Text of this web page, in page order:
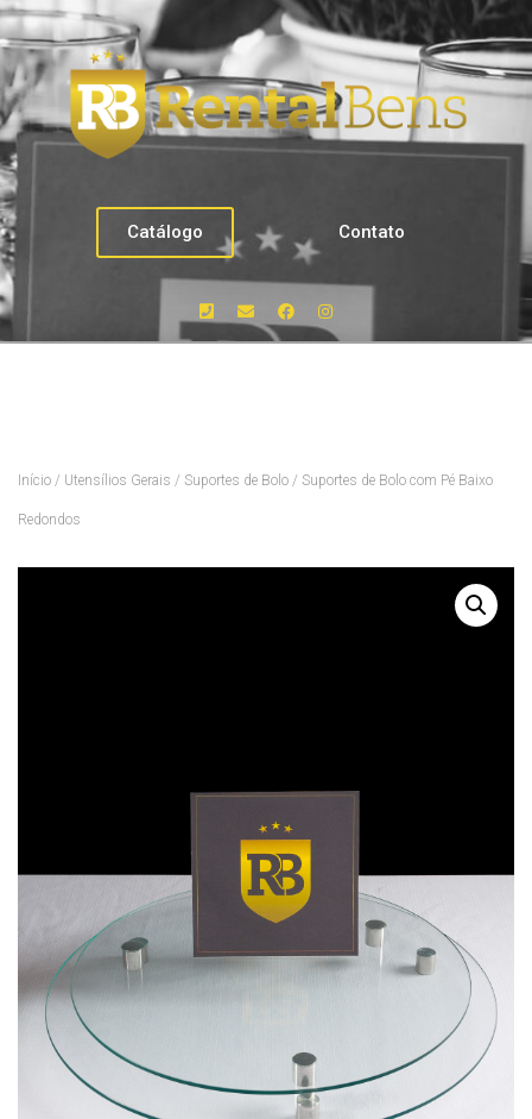
Catálogo Contato
Início / Utensílios Gerais / Suportes de Bolo / Suportes de Bolo com Pé Baixo
Redondos